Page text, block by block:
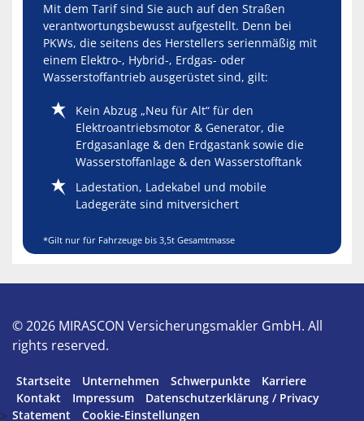
Mit dem Tarif sind Sie auch auf den Straßen
verantwortungsbewusst aufgestellt. Denn bei
PKWs, die seitens des Herstellers serienmäßig mit
einem Elektro-, Hybrid-, Erdgas- oder
Wasserstoffantrieb ausgerüstet sind, gilt:
Kein Abzug „Neu für Alt“ für den
Elektroantriebsmotor & Generator, die
Erdgasanlage & den Erdgastank sowie die
Wasserstoffanlage & den Wasserstofftank
Ladestation, Ladekabel und mobile
Ladegeräte sind mitversichert
*Gilt nur für Fahrzeuge bis 3,5t Gesamtmasse
© 2026 MIRASCON Versicherungsmakler GmbH. All
rights reserved.
Startseite Unternehmen Schwerpunkte
Karriere
Kontakt
Impressum
Datenschutzerklärung / Privacy
Statement
Cookie-Einstellungen
>